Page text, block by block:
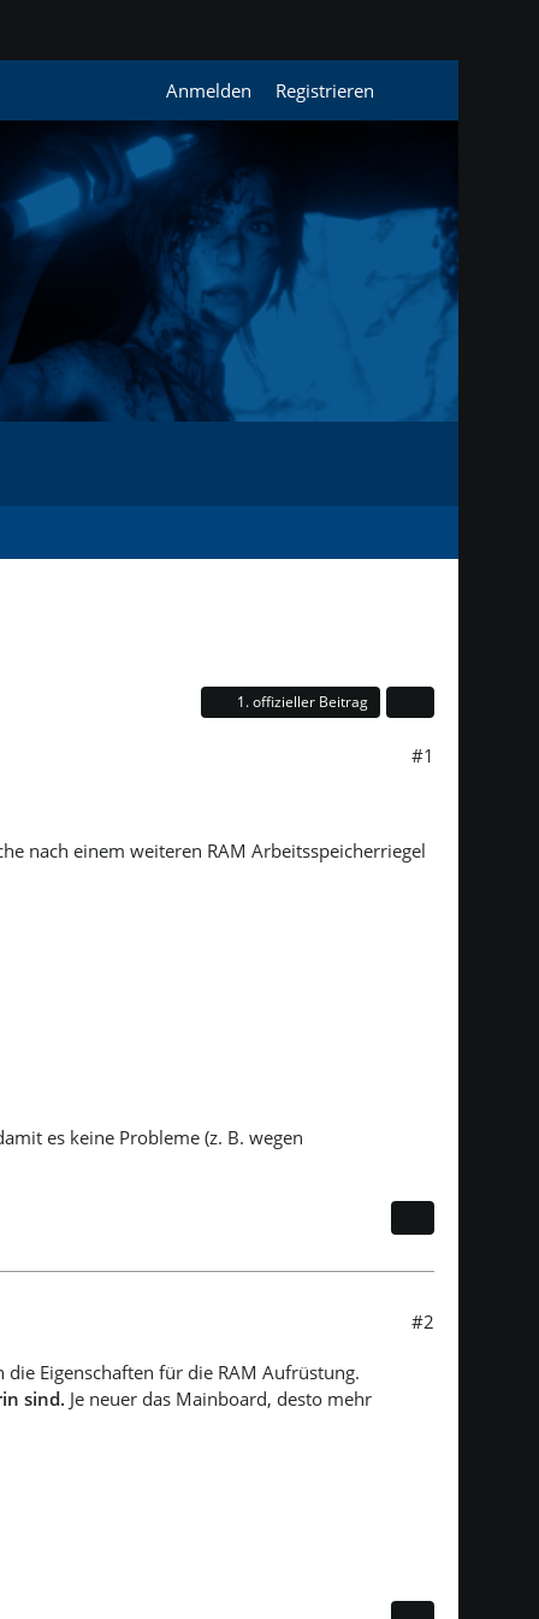
Anmelden Registrieren
1. offizieller Beitrag
#1
nach einem weiteren RAM Arbeitsspeicherriegel
es keine Probleme (z. B. wegen
#2
Eigenschaften für die RAM Aufrüstung.
sind. Je neuer das Mainboard, desto mehr